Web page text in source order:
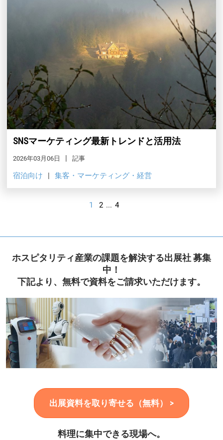
SNSマーケティング最新トレンドと活用法
2026年03月06日 記事
宿泊向け 集客・マーケティング・経営
1 2 ... 4
ホスピタリティ産業の課題を解決する出展社 募集
中！
下記より、無料で資料をご請求いただけます。
出展資料を取り寄せる（無料） >
料理に集中できる現場へ。